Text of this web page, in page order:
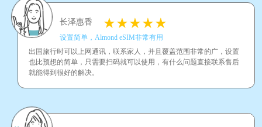
长泽惠香
设置简单，Almond eSIM非常有用
出国旅行时可以上网通讯，联系家人，并且覆盖范围非常的广，设置
也比预想的简单，只需要扫码就可以使用，有什么问题直接联系售后
就能得到很好的解决。